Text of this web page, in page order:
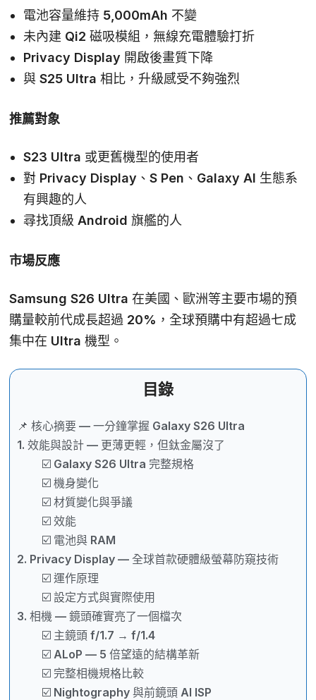
電池容量維持 5,000mAh 不變
未內建 Qi2 磁吸模組，無線充電體驗打折
Privacy Display 開啟後畫質下降
與 S25 Ultra 相比，升級感受不夠強烈
推薦對象
S23 Ultra 或更舊機型的使用者
對 Privacy Display、S Pen、Galaxy AI 生態系
有興趣的人
尋找頂級 Android 旗艦的人
市場反應
Samsung S26 Ultra 在美國、歐洲等主要市場的預
購量較前代成長超過 20% ，全球預購中有超過七成
集中在 Ultra 機型。
目錄
📌 核心摘要 — 一分鐘掌握 Galaxy S26 Ultra
1. 效能與設計 — 更薄更輕，但鈦金屬沒了
☑️ Galaxy S26 Ultra 完整規格
☑️ 機身變化
☑️ 材質變化與爭議
☑️ 效能
☑️ 電池與 RAM
2. Privacy Display — 全球首款硬體級螢幕防窺技術
☑️ 運作原理
☑️ 設定方式與實際使用
3. 相機 — 鏡頭確實亮了一個檔次
☑️ 主鏡頭 f/1.7 → f/1.4
☑️ ALoP — 5 倍望遠的結構革新
☑️ 完整相機規格比較
☑️ Nightography 與前鏡頭 AI ISP